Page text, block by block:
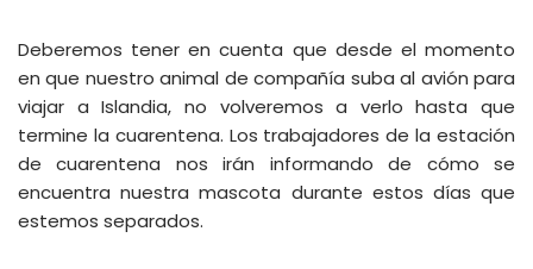
Deberemos tener en cuenta que desde el momento
en que nuestro animal de compañía suba al avión para
viajar a Islandia, no volveremos a verlo hasta que
termine la cuarentena. Los trabajadores de la estación
de cuarentena nos irán informando de cómo se
encuentra nuestra mascota durante estos días que
estemos separados.